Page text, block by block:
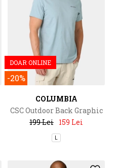
DOAR ONLINE
-20%
COLUMBIA
CSC Outdoor Back Graphic
Tee
199 Lei 159 Lei